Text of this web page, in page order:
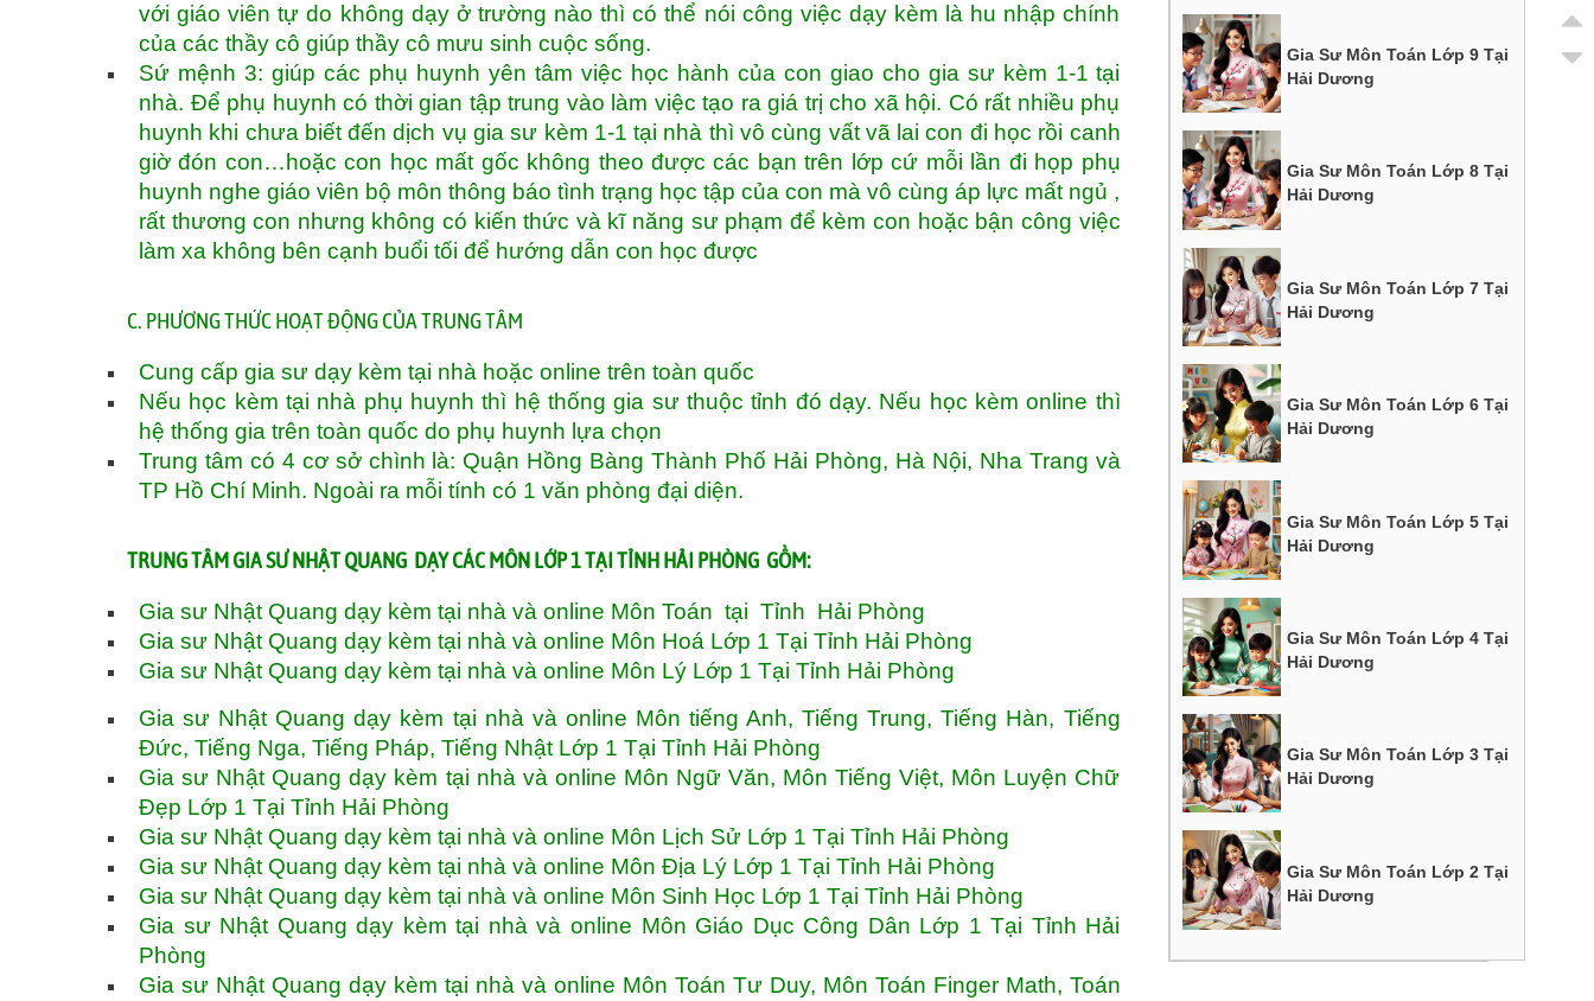
với giáo viên tự do không dạy ở trường nào thì có thể nói công việc dạy kèm là hu nhập chính
của các thầy cô giúp thầy cô mưu sinh cuộc sống.
Sứ mệnh 3: giúp các phụ huynh yên tâm việc học hành của con giao cho gia sư kèm 1-1 tại
nhà. Để phụ huynh có thời gian tập trung vào làm việc tạo ra giá trị cho xã hội. Có rất nhiều phụ
huynh khi chưa biết đến dịch vụ gia sư kèm 1-1 tại nhà thì vô cùng vất vã lai con đi học rồi canh
giờ đón con…hoặc con học mất gốc không theo được các bạn trên lớp cứ mỗi lần đi họp phụ
huynh nghe giáo viên bộ môn thông báo tình trạng học tập của con mà vô cùng áp lực mất ngủ ,
rất thương con nhưng không có kiến thức và kĩ năng sư phạm để kèm con hoặc bận công việc
làm xa không bên cạnh buổi tối để hướng dẫn con học được
C. PHƯƠNG THỨC HOẠT ĐỘNG CỦA TRUNG TÂM
Cung cấp gia sư dạy kèm tại nhà hoặc online trên toàn quốc
Nếu học kèm tại nhà phụ huynh thì hệ thống gia sư thuộc tỉnh đó dạy. Nếu học kèm online thì
hệ thống gia trên toàn quốc do phụ huynh lựa chọn
Trung tâm có 4 cơ sở chình là: Quận Hồng Bàng Thành Phố Hải Phòng, Hà Nội, Nha Trang và
TP Hồ Chí Minh. Ngoài ra mỗi tính có 1 văn phòng đại diện.
TRUNG TÂM GIA SƯ NHẬT QUANG DẠY CÁC MÔN LỚP 1 TẠI TỈNH HẢI PHÒNG GỒM:
Gia sư Nhật Quang dạy kèm tại nhà và online Môn Toán tại Tỉnh Hải Phòng
Gia sư Nhật Quang dạy kèm tại nhà và online Môn Hoá Lớp 1 Tại Tỉnh Hải Phòng
Gia sư Nhật Quang dạy kèm tại nhà và online Môn Lý Lớp 1 Tại Tỉnh Hải Phòng
Gia sư Nhật Quang dạy kèm tại nhà và online Môn tiếng Anh, Tiếng Trung, Tiếng Hàn, Tiếng
Đức, Tiếng Nga, Tiếng Pháp, Tiếng Nhật Lớp 1 Tại Tỉnh Hải Phòng
Gia sư Nhật Quang dạy kèm tại nhà và online Môn Ngữ Văn, Môn Tiếng Việt, Môn Luyện Chữ
Đẹp Lớp 1 Tại Tỉnh Hải Phòng
Gia sư Nhật Quang dạy kèm tại nhà và online Môn Lịch Sử Lớp 1 Tại Tỉnh Hải Phòng
Gia sư Nhật Quang dạy kèm tại nhà và online Môn Địa Lý Lớp 1 Tại Tỉnh Hải Phòng
Gia sư Nhật Quang dạy kèm tại nhà và online Môn Sinh Học Lớp 1 Tại Tỉnh Hải Phòng
Gia sư Nhật Quang dạy kèm tại nhà và online Môn Giáo Dục Công Dân Lớp 1 Tại Tỉnh Hải
Phòng
Gia sư Nhật Quang dạy kèm tại nhà và online Môn Toán Tư Duy, Môn Toán Finger Math, Toán
Gia Sư Môn Toán Lớp 9 Tại
Hải Dương
Gia Sư Môn Toán Lớp 8 Tại
Hải Dương
Gia Sư Môn Toán Lớp 7 Tại
Hải Dương
Gia Sư Môn Toán Lớp 6 Tại
Hải Dương
Gia Sư Môn Toán Lớp 5 Tại
Hải Dương
Gia Sư Môn Toán Lớp 4 Tại
Hải Dương
Gia Sư Môn Toán Lớp 3 Tại
Hải Dương
Gia Sư Môn Toán Lớp 2 Tại
Hải Dương